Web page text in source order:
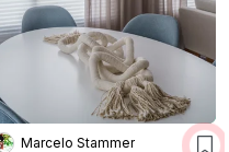
Marcelo Stammer